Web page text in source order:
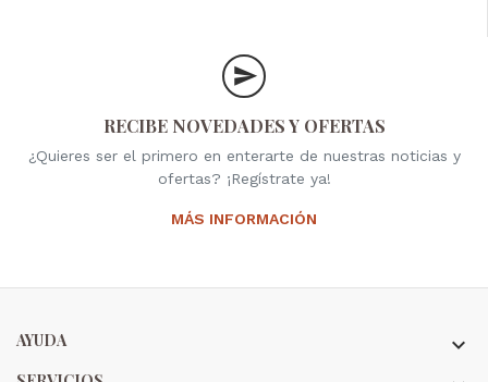
RECIBE NOVEDADES Y OFERTAS
¿Quieres ser el primero en enterarte de nuestras noticias y
ofertas? ¡Regístrate ya!
MÁS INFORMACIÓN
AYUDA 